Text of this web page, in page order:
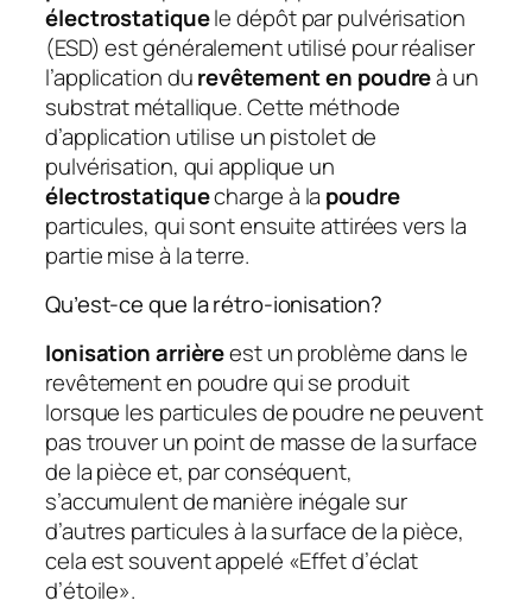
électrostatiquele dépôt par pulvérisation
(ESD) est généralement utilisé pour réaliser
l’application durevêtement en poudreà un
substrat métallique. Cette méthode
d’application utilise un pistolet de
pulvérisation, qui applique un
électrostatiquecharge à la poudre
particules, qui sont ensuite attirées vers la
partie mise à la terre.
Qu’est-ce que la rétro-ionisation?
Ionisation arrièreest un problème dans le
revêtement en poudre qui se produit
lorsque les particules de poudre ne peuvent
pas trouver un point de masse de la surface
de la pièce et, par conséquent,
s’accumulent de manière inégale sur
d’autres particules à la surface de la pièce,
cela est souvent appelé «Effet d’éclat
d’étoile».